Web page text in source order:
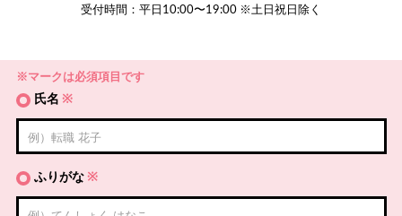
受付時間：平日10:00〜19:00 ※土日祝日除く
※マークは必須項目です
氏名 ※
ふりがな ※